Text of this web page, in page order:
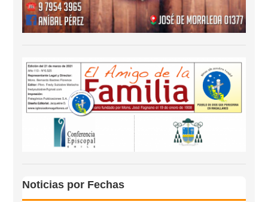
Noticias por Fechas